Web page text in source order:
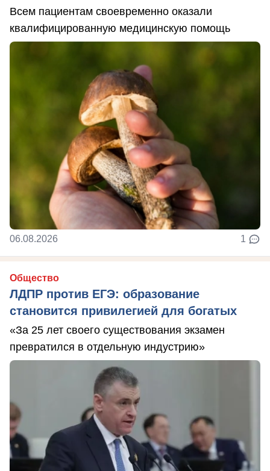
Всем пациентам своевременно оказали
квалифицированную медицинскую помощь
06.08.2026 1
Общество
ЛДПР против ЕГЭ: образование
становится привилегией для богатых
«За 25 лет своего существования экзамен
превратился в отдельную индустрию»